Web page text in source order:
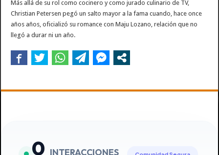
Más allá de su rol como cocinero y como jurado culinario de TV,
Christian Petersen pegó un salto mayor a la fama cuando, hace once
años años, oficializó su romance con Maju Lozano, relación que no
llegó a durar ni un año.
0 INTERACCIONES